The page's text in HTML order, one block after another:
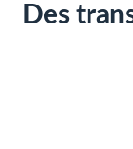
Des